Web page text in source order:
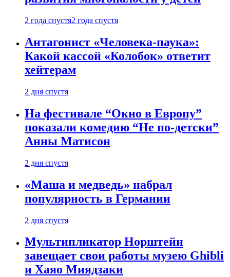
2 года спустя2 года спустя
Антагонист «Человека-паука»:
Какой кассой «Колобок» ответит
хейтерам
2 дня спустя
На фестивале “Окно в Европу”
показали комедию “Не по-детски”
Анны Матисон
2 дня спустя
«Маша и медведь» набрал
популярность в Германии
2 дня спустя
Мультипликатор Норштейн
завещает свои работы музею Ghibli
и Хаяо Миядзаки